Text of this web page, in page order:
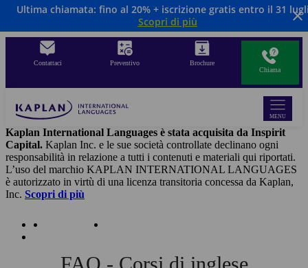
Salta
contenuto
principale
Contattaci Preventivo
Brochure
Chiama
MENU
Kaplan International Languages è stata acquisita da Inspirit
Capital. Kaplan Inc. e le sue società controllate declinano ogni
responsabilità in relazione a tutti i contenuti e materiali qui riportati.
L’uso del marchio KAPLAN INTERNATIONAL LANGUAGES
è autorizzato in virtù di una licenza transitoria concessa da Kaplan,
Inc. Scopri di più
Ultima chiamata: fino al 20% + iscrizione gratis entro il 31
Scopri di più
FAQ E Risorse